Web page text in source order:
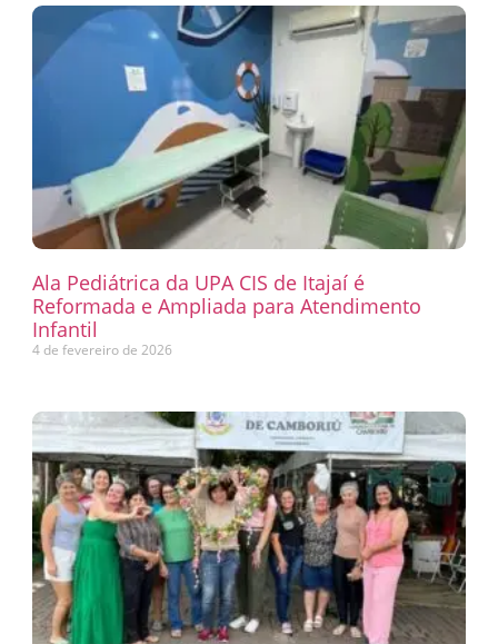
Ala Pediátrica da UPA CIS de Itajaí é
Reformada e Ampliada para Atendimento
Infantil
4 de fevereiro de 2026